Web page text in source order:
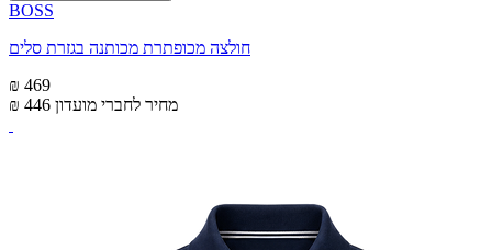
BOSS
חולצה מכופתרת מכותנה בגזרת סלים
₪ 469
₪ 446 מחיר לחברי מועדון